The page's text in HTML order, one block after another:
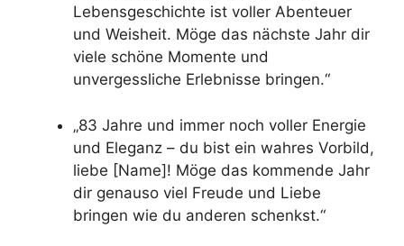
Lebensgeschichte ist voller Abenteuer
und Weisheit. Möge das nächste Jahr dir
viele schöne Momente und
unvergessliche Erlebnisse bringen.“
„83 Jahre und immer noch voller Energie
und Eleganz – du bist ein wahres Vorbild,
liebe [Name]! Möge das kommende Jahr
dir genauso viel Freude und Liebe
bringen wie du anderen schenkst.“